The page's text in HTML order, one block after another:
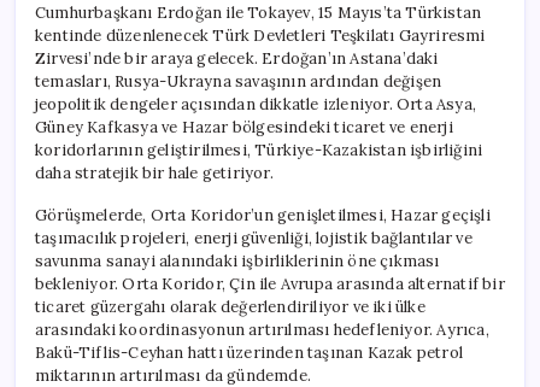
Cumhurbaşkanı Erdoğan ile Tokayev, 15 Mayıs’ta Türkistan
kentinde düzenlenecek Türk Devletleri Teşkilatı Gayriresmi
Zirvesi’nde bir araya gelecek. Erdoğan’ın Astana’daki
temasları, Rusya-Ukrayna savaşının ardından değişen
jeopolitik dengeler açısından dikkatle izleniyor. Orta Asya,
Güney Kafkasya ve Hazar bölgesindeki ticaret ve enerji
koridorlarının geliştirilmesi, Türkiye-Kazakistan işbirliğini
daha stratejik bir hale getiriyor.
Görüşmelerde, Orta Koridor’un genişletilmesi, Hazar geçişli
taşımacılık projeleri, enerji güvenliği, lojistik bağlantılar ve
savunma sanayi alanındaki işbirliklerinin öne çıkması
bekleniyor. Orta Koridor, Çin ile Avrupa arasında alternatif bir
ticaret güzergahı olarak değerlendiriliyor ve iki ülke
arasındaki koordinasyonun artırılması hedefleniyor. Ayrıca,
Bakü-Tiflis-Ceyhan hattı üzerinden taşınan Kazak petrol
miktarının artırılması da gündemde.